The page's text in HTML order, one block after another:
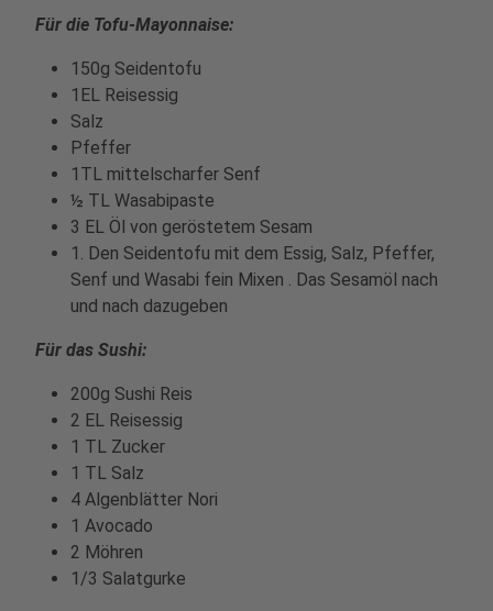
Für die Tofu-Mayonnaise:
150g Seidentofu
1EL Reisessig
Salz
Pfeffer
1TL mittelscharfer Senf
½ TL Wasabipaste
3 EL Öl von geröstetem Sesam
1. Den Seidentofu mit dem Essig, Salz, Pfeffer,
Senf und Wasabi fein Mixen . Das Sesamöl nach
und nach dazugeben
Für das Sushi:
200g Sushi Reis
2 EL Reisessig
1 TL Zucker
1 TL Salz
4 Algenblätter Nori
1 Avocado
2 Möhren
1/3 Salatgurke